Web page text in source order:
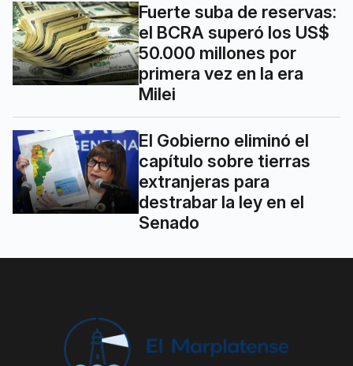
Fuerte suba de reservas:
el BCRA superó los US$
50.000 millones por
primera vez en la era
Milei
El Gobierno eliminó el
capítulo sobre tierras
extranjeras para
destrabar la ley en el
Senado